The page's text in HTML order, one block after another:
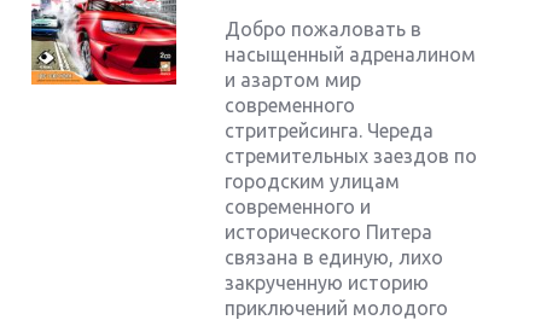
Добро пожаловать в
насыщенный адреналином
и азартом мир
современного
стритрейсинга. Череда
стремительных заездов по
городским улицам
современного и
исторического Питера
связана в единую, лихо
закрученную историю
приключений молодого
Крупнейшие релизы мая: Nintendo, Microsoft и